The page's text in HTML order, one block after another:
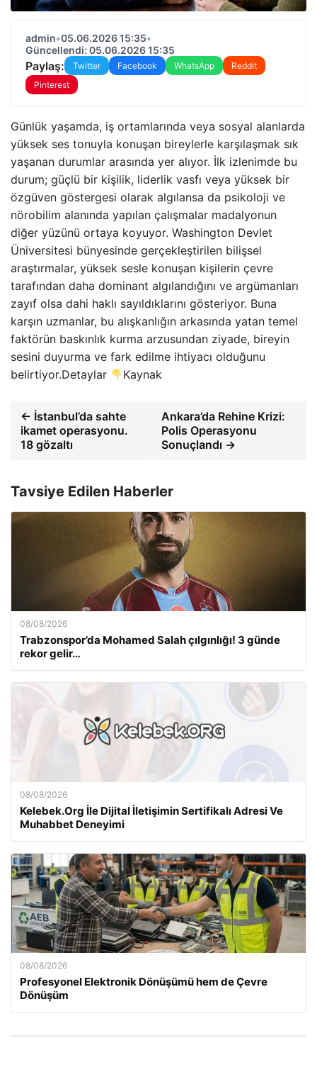
admin•05.06.2026 15:35•
Güncellendi: 05.06.2026 15:35
Paylaş: Twitter Facebook WhatsApp
Reddit
Pinterest
Günlük yaşamda, iş ortamlarında veya sosyal alanlarda
yüksek ses tonuyla konuşan bireylerle karşılaşmak sık
yaşanan durumlar arasında yer alıyor. İlk izlenimde bu
durum; güçlü bir kişilik, liderlik vasfı veya yüksek bir
özgüven göstergesi olarak algılansa da psikoloji ve
nörobilim alanında yapılan çalışmalar madalyonun
diğer yüzünü ortaya koyuyor. Washington Devlet
Üniversitesi bünyesinde gerçekleştirilen bilişsel
araştırmalar, yüksek sesle konuşan kişilerin çevre
tarafından daha dominant algılandığını ve argümanları
zayıf olsa dahi haklı sayıldıklarını gösteriyor. Buna
karşın uzmanlar, bu alışkanlığın arkasında yatan temel
faktörün baskınlık kurma arzusundan ziyade, bireyin
sesini duyurma ve fark edilme ihtiyacı olduğunu
belirtiyor.Detaylar
Kaynak
← İstanbul’da sahte
ikamet operasyonu.
18 gözaltı
Ankara’da Rehine Krizi:
Polis Operasyonu
Sonuçlandı →
Tavsiye Edilen Haberler
08/08/2026
Trabzonspor’da Mohamed Salah çılgınlığı! 3 günde
rekor gelir…
08/08/2026
Kelebek.Org İle Dijital İletişimin Sertifikalı Adresi Ve
Muhabbet Deneyimi
08/08/2026
Profesyonel Elektronik Dönüşümü hem de Çevre
Dönüşüm